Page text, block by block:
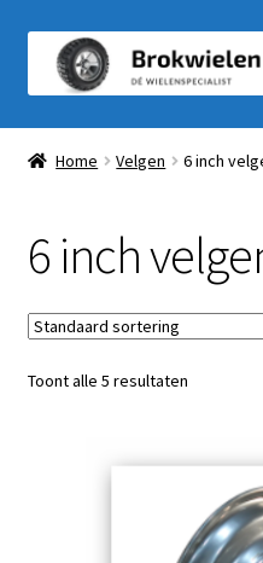
door
navigatie
naar
inhoud
Winkel
Afrekenen
Mijn Account
Home Velgen 6 inch
6 inch
Toont alle 5 resultaten